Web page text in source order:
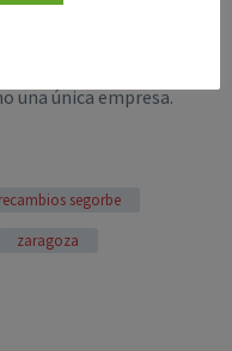
un gran reto para
una única empresa.
recambios segorbe
zaragoza